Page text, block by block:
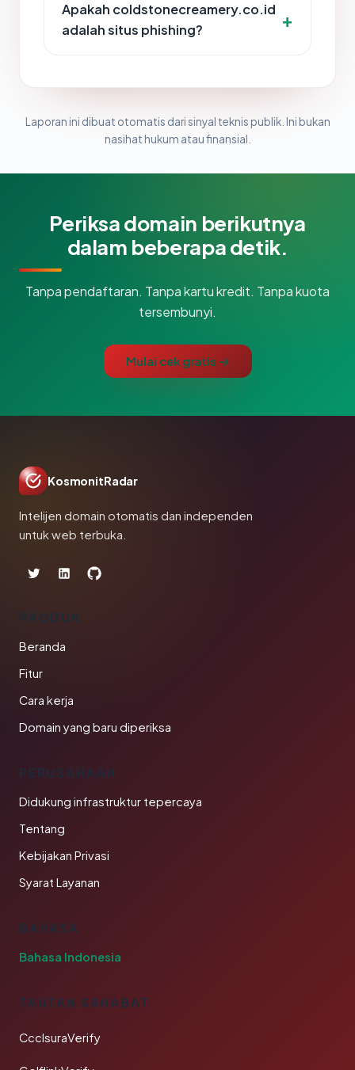
Apakah coldstonecreamery.co.id
adalah situs phishing?
Laporan ini dibuat otomatis dari sinyal teknis publik. Ini bukan
nasihat hukum atau finansial.
Periksa domain berikutnya
dalam beberapa detik.
Tanpa pendaftaran. Tanpa kartu kredit. Tanpa kuota
tersembunyi.
Mulai cek gratis →
KosmonitRadar
Intelijen domain otomatis dan independen
untuk web terbuka.
PRODUK
Beranda
Fitur
Cara kerja
Domain yang baru diperiksa
PERUSAHAAN
Didukung infrastruktur tepercaya
Tentang
Kebijakan Privasi
Syarat Layanan
BAHASA
Bahasa Indonesia
TAUTAN SAHABAT
CcclsuraVerify